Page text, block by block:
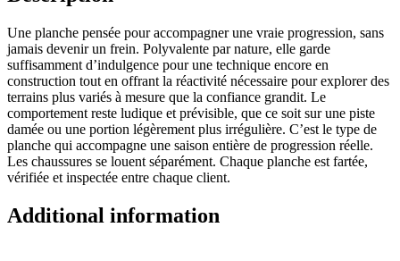
Une planche pensée pour accompagner une vraie progression, sans
jamais devenir un frein. Polyvalente par nature, elle garde
suffisamment d’indulgence pour une technique encore en
construction tout en offrant la réactivité nécessaire pour explorer des
terrains plus variés à mesure que la confiance grandit. Le
comportement reste ludique et prévisible, que ce soit sur une piste
damée ou une portion légèrement plus irrégulière. C’est le type de
planche qui accompagne une saison entière de progression réelle.
Les chaussures se louent séparément. Chaque planche est fartée,
vérifiée et inspectée entre chaque client.
Additional information